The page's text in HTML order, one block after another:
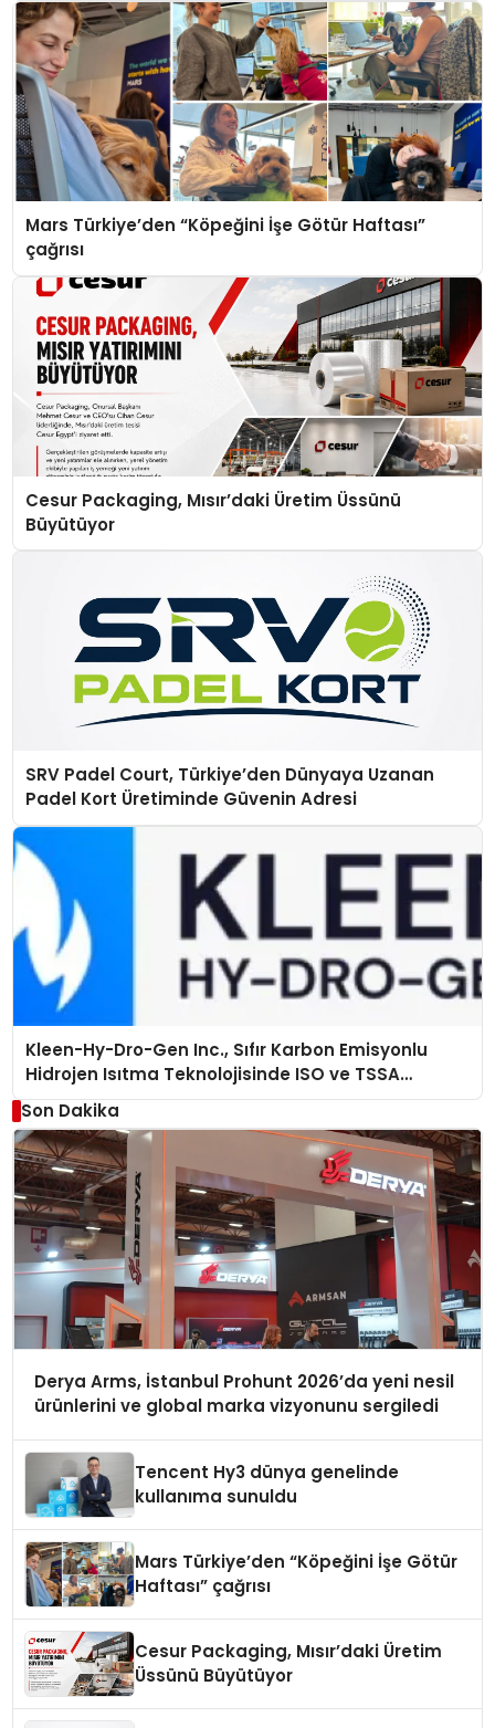
Mars Türkiye’den “Köpeğini İşe Götür Haftası”
çağrısı
Cesur Packaging, Mısır’daki Üretim Üssünü
Büyütüyor
SRV Padel Court, Türkiye’den Dünyaya Uzanan
Padel Kort Üretiminde Güvenin Adresi
Kleen-Hy-Dro-Gen Inc., Sıfır Karbon Emisyonlu
Hidrojen Isıtma Teknolojisinde ISO ve TSSA
Düzenleyici Onaylarını Aldı
Son Dakika
Derya Arms, İstanbul Prohunt 2026’da yeni nesil
ürünlerini ve global marka vizyonunu sergiledi
Tencent Hy3 dünya genelinde
kullanıma sunuldu
Mars Türkiye’den “Köpeğini İşe Götür
Haftası” çağrısı
Cesur Packaging, Mısır’daki Üretim
Üssünü Büyütüyor